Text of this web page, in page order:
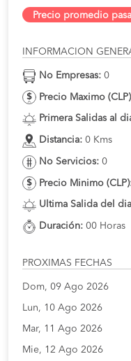
Precio promedio
INFORMACION
No Empresas: 0
Precio Maximo
Primera Salidas al
Distancia: 0 Kms
No Servicios: 0
Precio Minimo
Ultima Salida del
Duración: 00 Horas
PROXIMAS FECHAS
Dom, 09 Ago 2026
Lun, 10 Ago 2026
Mar, 11 Ago 2026
Mie, 12 Ago 2026